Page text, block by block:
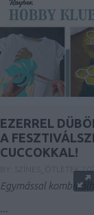
EZERREL
A
CUCCOKKAL!
SZÍNES_ÖTLETEK
Egymással
...